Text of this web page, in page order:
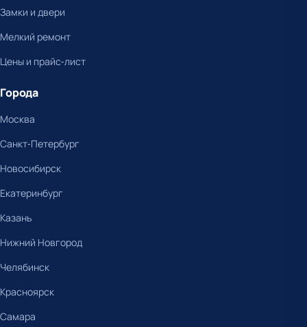
Замки и двери
Мелкий ремонт
Цены и прайс-лист
Города
Москва
Санкт-Петербург
Новосибирск
Екатеринбург
Казань
Нижний Новгород
Челябинск
Красноярск
Самара